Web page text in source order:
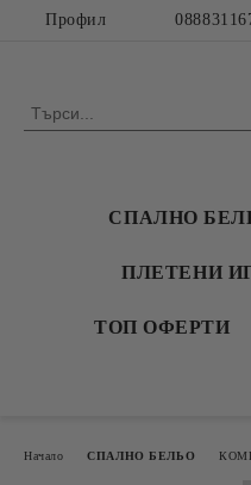
Профил
СПАЛНО
ПЛЕТЕНИ
ТОП ОФЕРТИ
Начало СПАЛНО БЕЛЬО